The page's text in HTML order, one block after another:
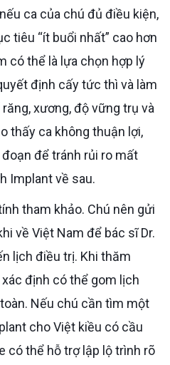
ca của chú đủ điều kiện,
tiêu “ít buổi nhất” cao hơn
có thể là lựa chọn hợp lý
định cấy tức thì và làm
xương, độ vững trụ và
thấy ca không thuận lợi,
để tránh rủi ro mất
Implant về sau.
về Việt Nam để bác sĩ Dr.
lịch điều trị. Khi thăm
định có thể gom lịch
Nếu chú cần tìm một
cho Việt kiều có cầu
có thể hỗ trợ lập lộ trình rõ